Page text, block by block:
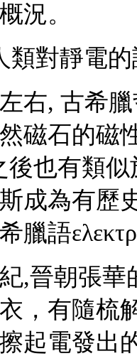
況。
類對靜電
右, 古希
磁石的磁
後也有類
成為有歷
臘語
,晉朝張華
，有隨梳
起電發出